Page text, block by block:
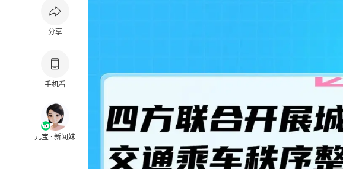
分享
手机看
元宝 · 新闻妹